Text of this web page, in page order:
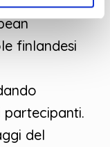
finlandesi
partecipanti.
del